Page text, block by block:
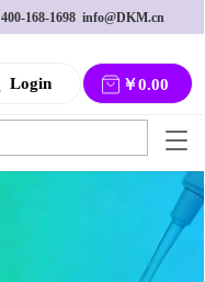
400-168-1698
  info@DKM.cn
Login ￥0.00
T
g
g
l